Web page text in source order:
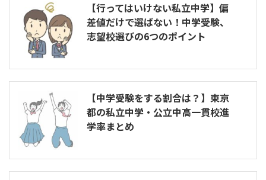
【行ってはいけない私立中学】偏
差値だけで選ばない！中学受験、
志望校選びの6つのポイント
【中学受験をする割合は？】東京
都の私立中学・公立中高一貫校進
学率まとめ